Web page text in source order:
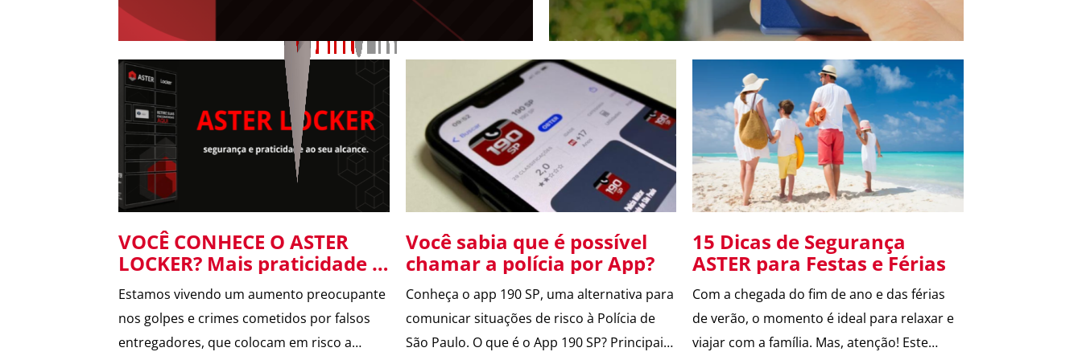
VOCÊ CONHECE O ASTER
LOCKER? Mais praticidade e
segurança para suas
entregas no condomínio.
Estamos vivendo um aumento preocupante
nos golpes e crimes cometidos por falsos
entregadores, que colocam em risco a
Você sabia que é possível
chamar a polícia por App?
Conheça o app 190 SP, uma alternativa para
comunicar situações de risco à Polícia de
São Paulo. O que é o App 190 SP? Principais
15 Dicas de Segurança
ASTER para Festas e Férias
Com a chegada do fim de ano e das férias
de verão, o momento é ideal para relaxar e
viajar com a família. Mas, atenção! Este